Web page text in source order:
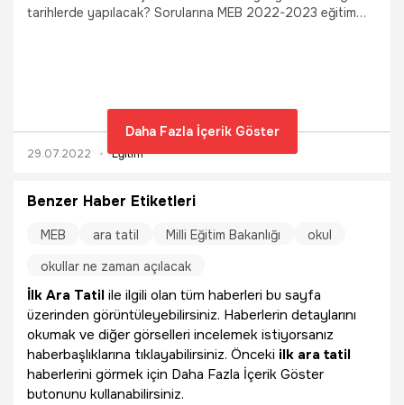
tarihlerde yapılacak? Sorularına MEB 2022-2023 eğitim
29.07.2022 Eğitim
Daha Fazla İçerik Göster
Benzer Haber Etiketleri
MEB ara tatil Milli Eğitim Bakanlığı
okul
okullar ne zaman açılacak
İlk Ara Tatil ile ilgili olan tüm haberleri bu sayfa
üzerinden görüntüleyebilirsiniz. Haberlerin detaylarını
okumak ve diğer görselleri incelemek istiyorsanız
haberbaşlıklarına tıklayabilirsiniz. Önceki ilk ara tatil
haberlerini görmek için Daha Fazla İçerik Göster
butonunu kullanabilirsiniz.